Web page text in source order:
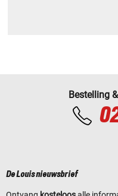
Bestelling
De Louis nieuwsbrief